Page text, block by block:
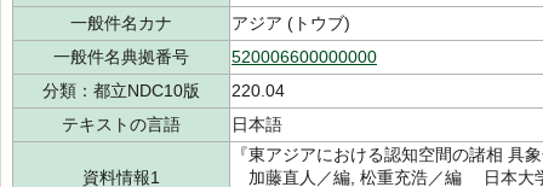
一般件名カナ
アジア (トウブ)
一般件名典拠番号
520006600000000
分類：都立NDC10版
220.04
テキストの言語
日本語
資料情報1
『東アジアにおける認知空間の諸相 具
加藤直人／編, 松重充浩／編 日本大